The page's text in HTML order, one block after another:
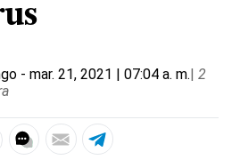
- mar. 21, 2021 | 07:04 a. m.| 2